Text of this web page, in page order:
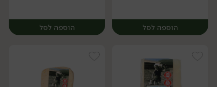
הוספה לסל הוספה לסל